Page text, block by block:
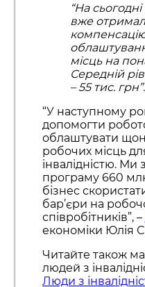
“На
вже
місць на
Середній
– 55 тис. грн”.
“У наступному
допомогти
облаштувати
робочих місць
інвалідністю.
програму 660
бізнес
бар’єри на
співробітників”, –
економіки Юлія
Читайте також
людей з
Люди з